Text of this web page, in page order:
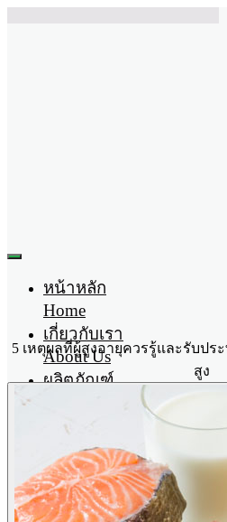
หน้าหลัก
Home
เกี่ยวกับเรา
About Us
ผลิตภัณฑ์
ผลิตภัณฑ์ดูแลผิว
Skincare
AcneQ
Bionica
ผลิตภัณฑ์เสริมอาหาร
5 เหตุผลที่ผู้สูงอายุควรรู้และรับป
สูง